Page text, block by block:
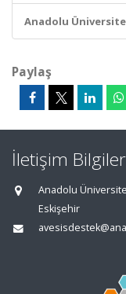
Anadolu
Paylaş
İletişim
Anadolu
Eskişehir